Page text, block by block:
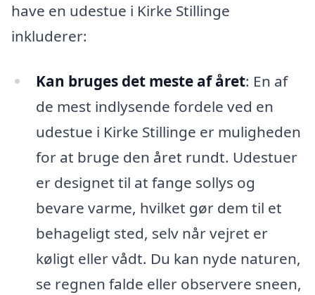
have en udestue i Kirke Stillinge
inkluderer:
Kan bruges det meste af året: En af
de mest indlysende fordele ved en
udestue i Kirke Stillinge er muligheden
for at bruge den året rundt. Udestuer
er designet til at fange sollys og
bevare varme, hvilket gør dem til et
behageligt sted, selv når vejret er
køligt eller vådt. Du kan nyde naturen,
se regnen falde eller observere sneen,